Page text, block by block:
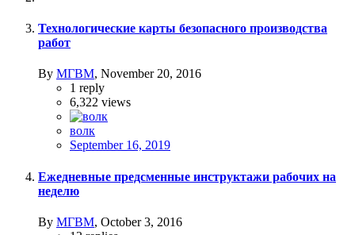
Технологические карты безопасного производства
работ
By МГВМ, November 20, 2016
1 reply
6,322 views
волк
September 16, 2019
Ежедневные предсменные инструктажи рабочих на
неделю
By МГВМ, October 3, 2016